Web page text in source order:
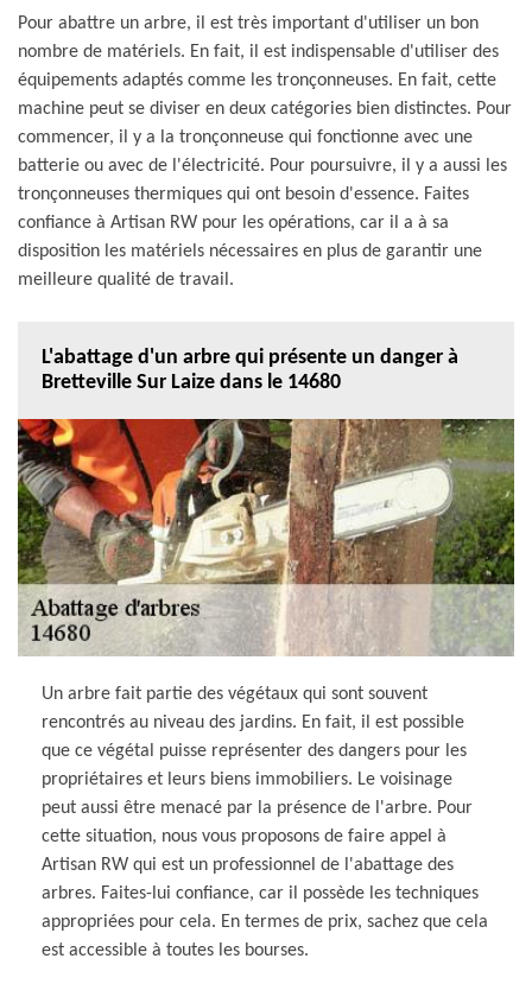
Pour abattre un arbre, il est très important d'utiliser un bon
nombre de matériels. En fait, il est indispensable d'utiliser des
équipements adaptés comme les tronçonneuses. En fait, cette
machine peut se diviser en deux catégories bien distinctes. Pour
commencer, il y a la tronçonneuse qui fonctionne avec une
batterie ou avec de l'électricité. Pour poursuivre, il y a aussi les
tronçonneuses thermiques qui ont besoin d'essence. Faites
confiance à Artisan RW pour les opérations, car il a à sa
disposition les matériels nécessaires en plus de garantir une
meilleure qualité de travail.
L'abattage d'un arbre qui présente un danger à
Bretteville Sur Laize dans le 14680
Un arbre fait partie des végétaux qui sont souvent
rencontrés au niveau des jardins. En fait, il est possible
que ce végétal puisse représenter des dangers pour les
propriétaires et leurs biens immobiliers. Le voisinage
peut aussi être menacé par la présence de l'arbre. Pour
cette situation, nous vous proposons de faire appel à
Artisan RW qui est un professionnel de l'abattage des
arbres. Faites-lui confiance, car il possède les techniques
appropriées pour cela. En termes de prix, sachez que cela
est accessible à toutes les bourses.